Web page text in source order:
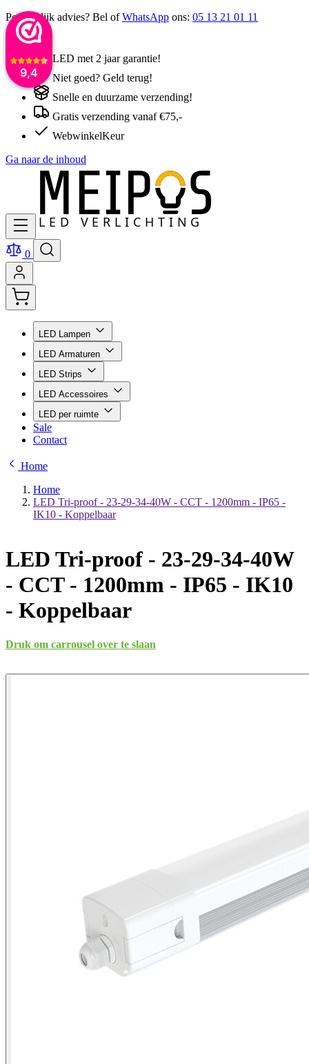
9,4
Persoonlijk advies? Bel ofWhatsApp ons: 05 13 21 01 11
LED met 2 jaar garantie!
Niet goed? Geld terug!
Snelle en duurzame verzending!
Gratis verzending vanaf €75,-
WebwinkelKeur
Ga naar de inhoud
0
LED Lampen
LED Armaturen
LED Strips
LED Accessoires
LED per ruimte
Sale
Contact
Home
Home
LED Tri-proof - 23-29-34-40W - CCT - 1200mm - IP65 -
IK10 - Koppelbaar
LED Tri-proof - 23-29-34-40W
- CCT - 1200mm - IP65 - IK10
- Koppelbaar
Druk om carrousel over te slaan